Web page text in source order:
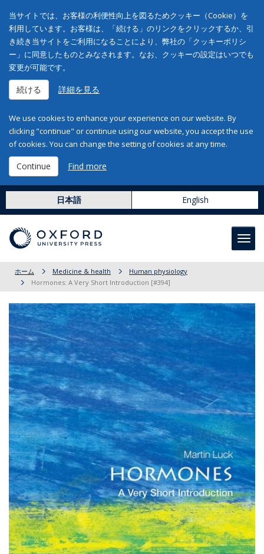
当サイトでは、お客様の利便性向上を図るためクッキー（Cookie）を
利用しています。お客様は、「続ける」のリンクをクリックするか、引
き続き当サイトをご利用になることにより、弊社の「クッキーポリシ
ー」に同意したものとみなされます。なお、クッキーの設定はいつでも
変更が可能です。
続ける 詳細を見る
We use cookies to enhance your experience on our website. By
clicking "continue" or continue using our website, you accept the use
of cookies. You can change the setting of cookies at any time.
Continue Find more
日本語 English
ホーム Medicine & health
Human physiology
Hormones: A Very Short Introduction [#394]